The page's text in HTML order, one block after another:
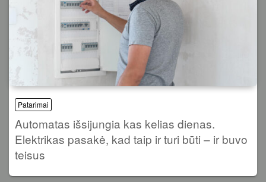
Patarimai
Automatas išsijungia kas kelias dienas.
Elektrikas pasakė, kad taip ir turi būti – ir buvo
teisus